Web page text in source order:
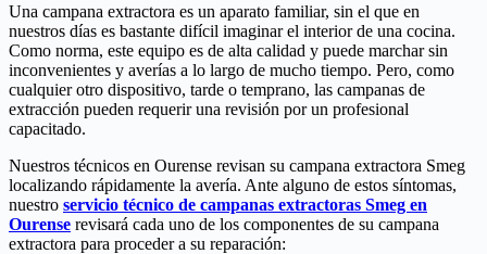
Una campana extractora es un aparato familiar, sin el que en
nuestros días es bastante difícil imaginar el interior de una cocina.
Como norma, este equipo es de alta calidad y puede marchar sin
inconvenientes y averías a lo largo de mucho tiempo. Pero, como
cualquier otro dispositivo, tarde o temprano, las campanas de
extracción pueden requerir una revisión por un profesional
capacitado.
Nuestros técnicos en Ourense revisan su campana extractora Smeg
localizando rápidamente la avería. Ante alguno de estos síntomas,
nuestro servicio técnico de campanas extractoras Smeg en
Ourense revisará cada uno de los componentes de su campana
extractora para proceder a su reparación: